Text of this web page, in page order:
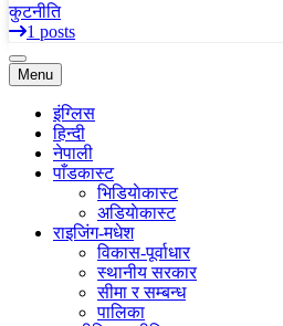
कुटनीति
1 posts
Menu
इंग्लिस
हिन्दी
नेपाली
पाँडकास्ट
भिडियाेकास्ट
अडियाेकास्ट
राइजिंग-मधेश
विकास-पूर्वाधार
स्थानीय सरकार
सीमा र सम्बन्ध
पालिका